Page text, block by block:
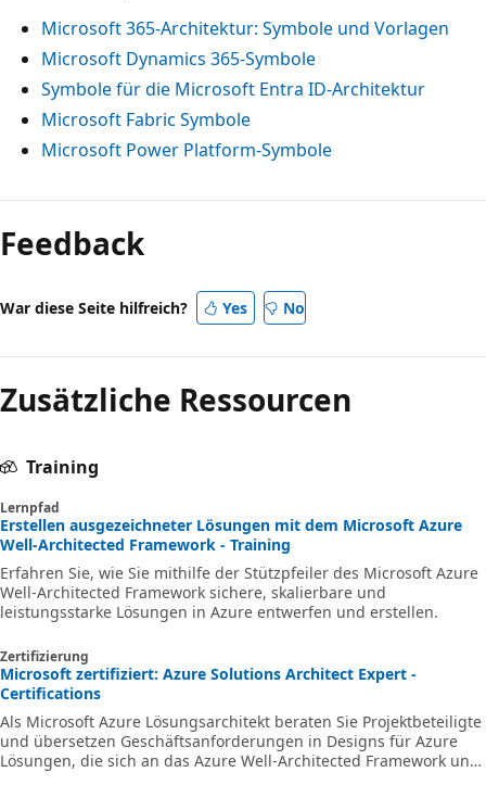
S
u
b
t
z
e
t
h
ä
l
t
z
u
r
e
Microsoft 365-Architektur: Symbole und Vorlagen
Microsoft Dynamics 365-Symbole
Symbole für die Microsoft Entra ID-Architektur
Microsoft Fabric Symbole
Microsoft Power Platform-Symbole
Feedback
War diese Seite hilfreich? Yes No
Zusätzliche Ressourcen
Training
Lernpfad
Erstellen ausgezeichneter Lösungen mit dem Microsoft Azure
Well-Architected Framework - Training
Erfahren Sie, wie Sie mithilfe der Stützpfeiler des Microsoft Azure
Well-Architected Framework sichere, skalierbare und
leistungsstarke Lösungen in Azure entwerfen und erstellen.
Zertifizierung
Microsoft zertifiziert: Azure Solutions Architect Expert -
Certifications
Als Microsoft Azure Lösungsarchitekt beraten Sie Projektbeteiligte
und übersetzen Geschäftsanforderungen in Designs für Azure
Lösungen, die sich an das Azure Well-Architected Framework und